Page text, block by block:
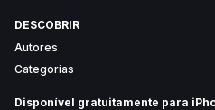
DESCOBRIR
Autores
Categorias
Disponível gratuitamente para